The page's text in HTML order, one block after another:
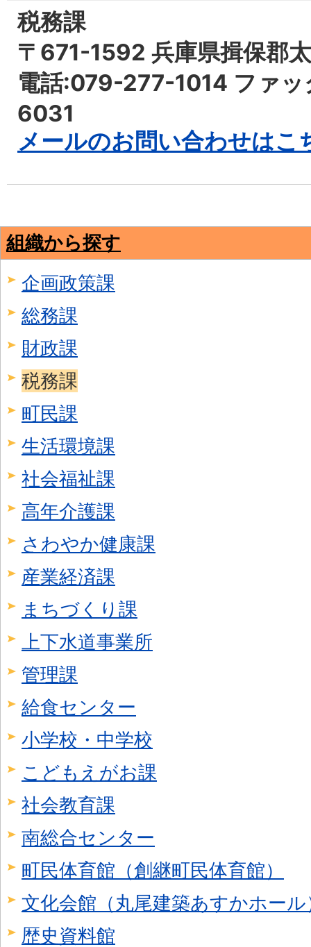
税務課
〒671-1592 兵庫県揖保郡
電話:079-277-1014 ファ
6031
メールのお問い合わせはこ
組織から探す
企画政策課
総務課
財政課
税務課
町民課
生活環境課
社会福祉課
高年介護課
さわやか健康課
産業経済課
まちづくり課
上下水道事業所
管理課
給食センター
小学校・中学校
こどもえがお課
社会教育課
南総合センター
町民体育館（創継町民体育館）
文化会館（丸尾建築あすかホール
歴史資料館